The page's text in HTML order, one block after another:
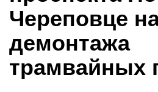
Череповце
демонтажа
трамвайных